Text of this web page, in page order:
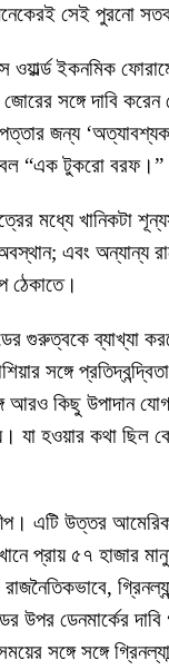
সেই পুরনো
ওয়ার্ল্ড ইকনমিক
সঙ্গে দাবি
জন্য
“এক টুকরো বরফ।”
মধ্যে খানিকটা
এবং অন্যান্য
ঠেকাতে।
গুরুত্বকে ব্যাখ্যা
সঙ্গে
আরও কিছু উপাদান
যা হওয়ার কথা ছিল
এটি উত্তর
প্রায় ৫৭ হাজার
উপর ডেনমার্কের
সঙ্গে সঙ্গে